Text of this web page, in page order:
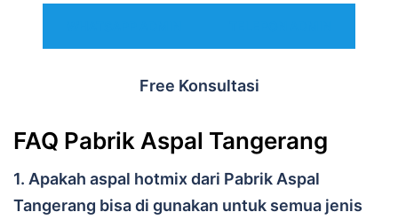
Free Konsultasi
FAQ Pabrik Aspal Tangerang
1. Apakah aspal hotmix dari Pabrik Aspal
Tangerang bisa di gunakan untuk semua jenis